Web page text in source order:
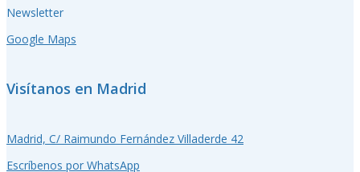
Newsletter
Google Maps
Visítanos en Madrid
Madrid, C/ Raimundo Fernández Villaderde 42
Escríbenos por WhatsApp